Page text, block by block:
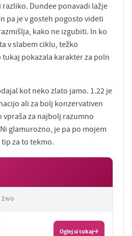
Dundee ponavadi lažje
pa je v gosteh pogosto videti
kako ne izgubiti. In ko
v slabem ciklu, težko
pokazala karakter za poln
kot neko zlato jamo. 1.22 je
ali za bolj konzervativen
vpraša za najbolj razumno
glamurozno, je pa po mojem
za to tekmo.
ŽIVO
Oglej si tukaj